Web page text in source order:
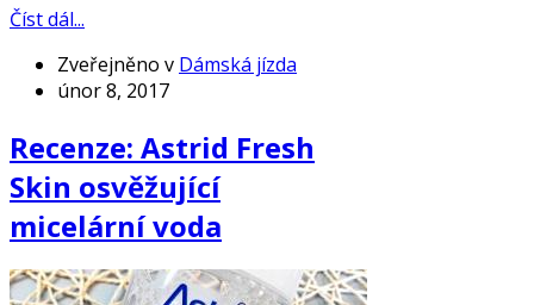
Číst dál...
Zveřejněno v Dámská jízda
únor 8, 2017
Recenze: Astrid Fresh
Skin osvěžující
micelární voda